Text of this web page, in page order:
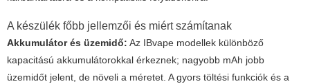
A készülék főbb jellemzői és miért számítanak
Akkumulátor és üzemidő: Az IBvape modellek különböző
kapacitású akkumulátorokkal érkeznek; nagyobb mAh jobb
üzemidőt jelent, de növeli a méretet. A gyors töltési funkciók és a